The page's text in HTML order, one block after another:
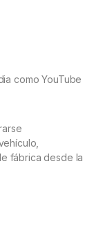
como YouTube
fábrica desde la